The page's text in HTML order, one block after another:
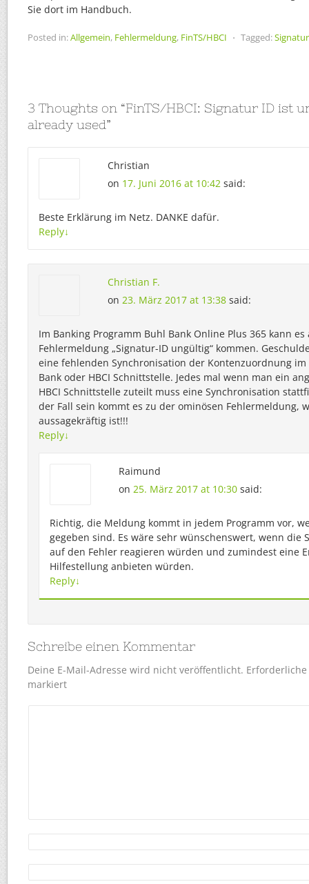
Sie dort im Handbuch.
Posted in:Allgemein, Fehlermeldung, FinTS/HBCI ⋅ Tagged:
3 Thoughts on “FinTS/HBCI: Signatur ID ist
already used”
Christian
on 17. Juni 2016 at 10:42 said:
Beste Erklärung im Netz. DANKE dafür.
Reply↓
Christian F.
on 23. März 2017 at 13:38 said:
Im Banking Programm Buhl Bank Online Plus 365 kann es
Fehlermeldung „Signatur-ID ungültig“ kommen.
eine fehlenden Synchronisation der Kontenzuordnung
Bank oder HBCI Schnittstelle. Jedes mal wenn man ein
HBCI Schnittstelle zuteilt muss eine Synchronisation
der Fall sein kommt es zu der ominösen Fehlermeldung,
aussagekräftig ist!!!
Reply↓
Raimund
on 25. März 2017 at 10:30 said:
Richtig, die Meldung kommt in jedem Programm vor,
gegeben sind. Es wäre sehr wünschenswert, wenn die
auf den Fehler reagieren würden und zumindest eine
Hilfestellung anbieten würden.
Reply↓
Schreibe einen Kommentar
Deine E-Mail-Adresse wird nicht veröffentlicht.
markiert